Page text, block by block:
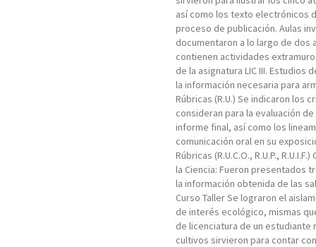
así como los texto electrónicos
proceso de publicación. Aulas
documentaron a lo largo de dos
contienen actividades
de la asignatura LIC III. Estudios
la información necesaria para
Rúbricas (R.U.) Se indicaron los
consideran para la evaluación
informe final, así como los
comunicación oral en su
Rúbricas (R.U.C.O., R.U.P.,
la Ciencia: Fueron presentados
la información obtenida de las
Curso Taller Se lograron el
de interés ecológico, mismas
de licenciatura de un estudiante
cultivos sirvieron para contar